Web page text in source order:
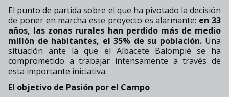
El punto de partida sobre el que ha pivotado la decisión
de poner en marcha este proyecto es alarmante: en 33
años, las zonas rurales han perdido más de medio
millón de habitantes, el 35% de su población. Una
situación ante la que el Albacete Balompié se ha
comprometido a trabajar intensamente a través de
esta importante iniciativa.
El objetivo de Pasión por el Campo